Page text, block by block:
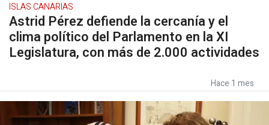
ISLAS CANARIAS
Astrid Pérez defiende la cercanía y el
clima político del Parlamento en la XI
Legislatura, con más de 2.000 actividades
Hace 1 mes